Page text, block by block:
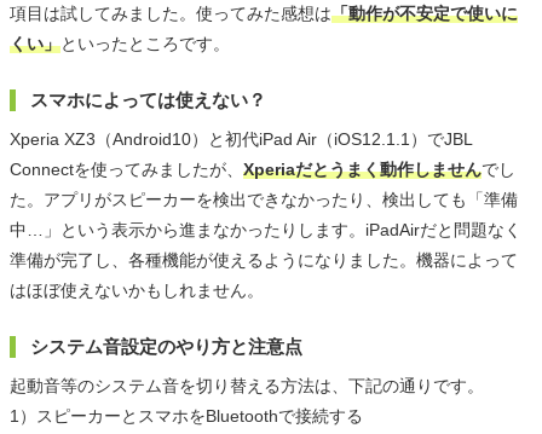
項目は試してみました。使ってみた感想は「動作が不安定で使いに
くい」といったところです。
スマホによっては使えない？
Xperia XZ3（Android10）と初代iPad Air（iOS12.1.1）でJBL
Connectを使ってみましたが、 Xperiaだとうまく動作しませんでし
た。アプリがスピーカーを検出できなかったり、検出しても「準備
中…」という表示から進まなかったりします。iPadAirだと問題なく
準備が完了し、各種機能が使えるようになりました。機器によって
はほぼ使えないかもしれません。
システム音設定のやり方と注意点
起動音等のシステム音を切り替える方法は、下記の通りです。
1）スピーカーとスマホをBluetoothで接続する